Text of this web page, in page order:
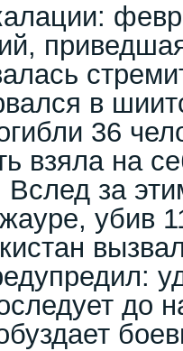
в
36
взяла на
за
убив
до